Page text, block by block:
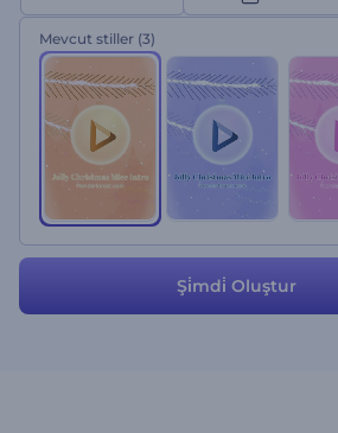
Mevcut stiller (3)
Şi̇mdi̇ Oluştur